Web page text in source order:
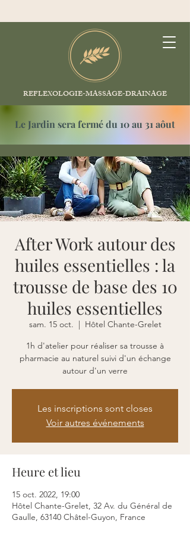
REFLEXOLOGIE-MASSAGE-DRAINAGE
Le Jardin sera fermé du 10 au 31 aôut
After Work autour des
huiles essentielles : la
trousse de base des 10
huiles essentielles
sam. 15 oct.
  |
Hôtel Chante-Grelet
1h d'atelier pour réaliser sa trousse à
pharmacie au naturel suivi d'un échange
autour d'un verre
Les inscriptions sont closes
Voir autres événements
Heure et lieu
15 oct. 2022, 19:00
Hôtel Chante-Grelet, 32 Av. du Général de
Gaulle, 63140 Châtel-Guyon, France